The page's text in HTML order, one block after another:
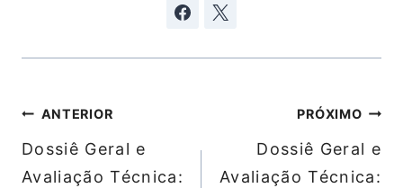
Navegação
de
Post
ANTERIOR
Dossiê Geral e
Avaliação Técnica:
PRÓXIMO
Dossiê Geral e
Avaliação Técnica: